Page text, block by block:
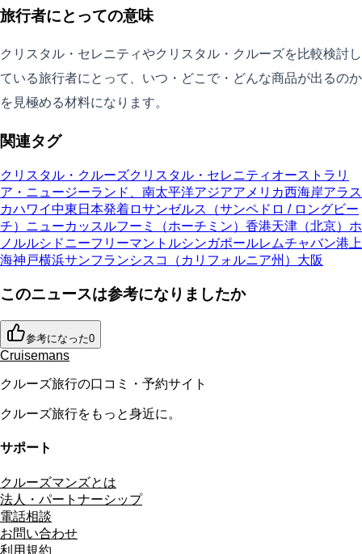
旅行者にとっての意味
クリスタル・セレニティやクリスタル・クルーズを比較検討し
ている旅行者にとって、いつ・どこで・どんな商品が出るのか
を見極める材料になります。
関連タグ
クリスタル・クルーズクリスタル・セレニティ オーストラリ
ア・ニュージーランド、南太平洋アジアアメリカ西海岸アラス
カハワイ中東 日本発着ロサンゼルス（サンペドロ / ロングビー
チ） ニューカッスルフーミ（ホーチミン） 香港天津（北京） ホ
ノルルシドニーフリーマントルシンガポールレムチャバン港 上
海神戸横浜サンフランシスコ（カリフォルニア州） 大阪
このニュースは参考になりましたか
参考になった0
Cruisemans
クルーズ旅行の口コミ・予約サイト
クルーズ旅行をもっと身近に。
サポート
クルーズマンズとは
法人・パートナーシップ
電話相談
お問い合わせ
利用規約